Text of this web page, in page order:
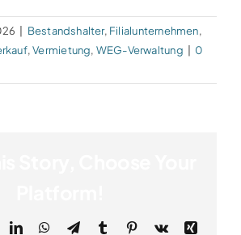
Bestandshalter, Filialunternehmen,
,Vermietung, WEG-Verwaltung
0
LinkedInWhatsApp
TelegramTumblr Pinterest
Vk
Xing